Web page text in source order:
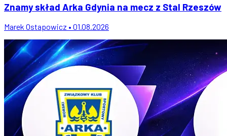
Znamy skład Arka Gdynia na mecz z Stal Rzeszów
Marek Ostapowicz • 01.08.2026